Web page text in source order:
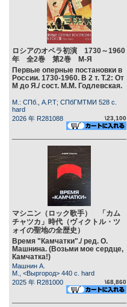
ロシアのオペラ初演 1730～1960
年 全2巻 第2巻 М-Я
Первые оперные постановки в
России. 1730-1960. В 2 т. Т.2: От
М до Я./ сост. М.М. Годлевская.
М.: СПб., А.Р.Т; СПбГМТМИ 528 c.
hard
2026 年 R281088
\23,100
マシニン（ロック歌手） 「カム
チャツカ」時代（ヴィクトル・ツ
ォイの聖地の全歴史）
Время "Камчатки"./ ред. О.
Машнина. (Возьми мое сердце,
Камчатка!)
Машнин А.
М., <Выргород> 440 c. hard
2025 年 R281000
\68,860